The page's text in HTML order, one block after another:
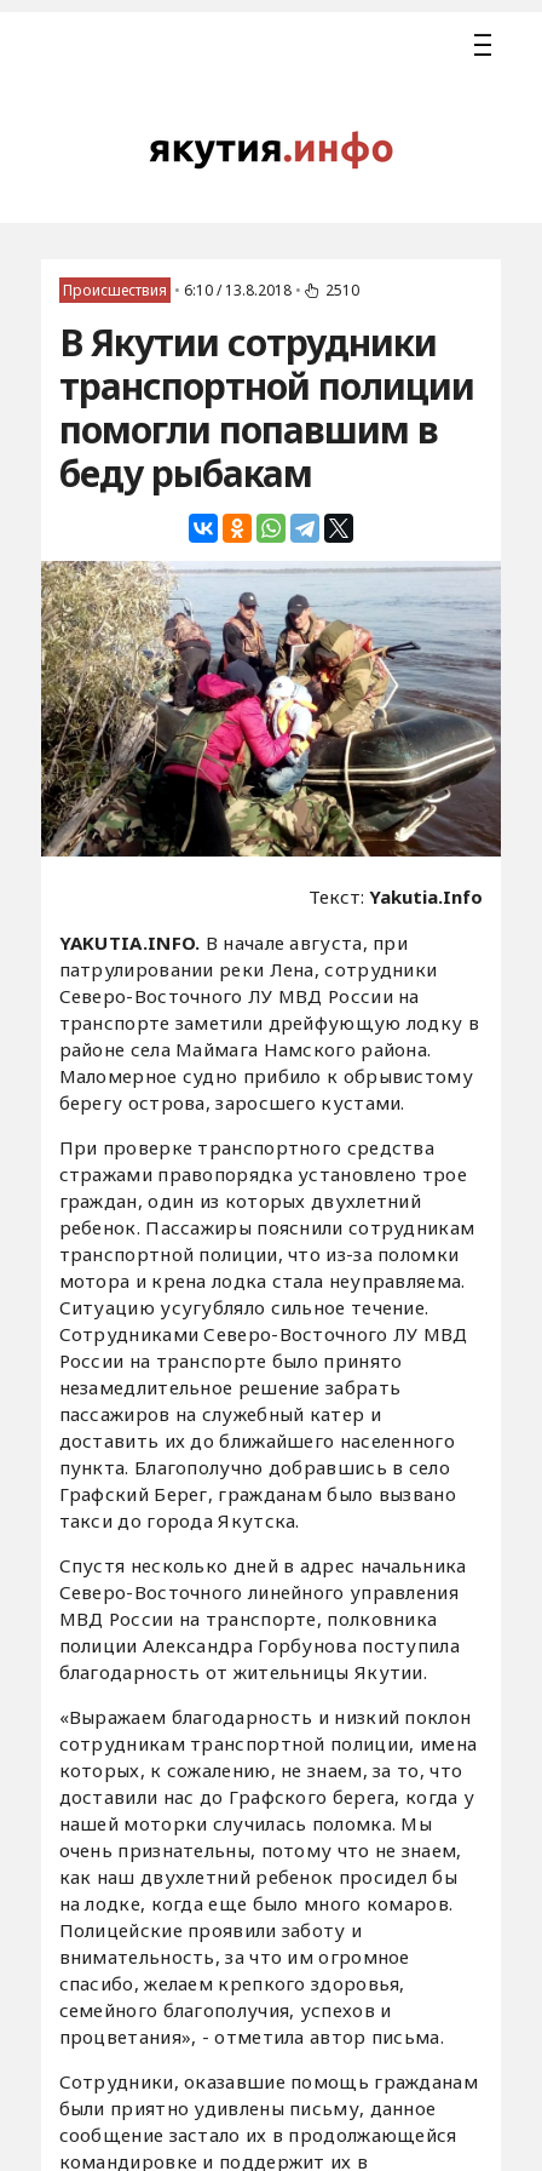
Происшествия • 6:10 / 13.8.2018 • 2510
В Якутии сотрудники
транспортной полиции
помогли попавшим в
беду рыбакам
Текст:Yakutia.Info
YAKUTIA.INFO. В начале августа, при
патрулировании реки Лена, сотрудники
Северо-Восточного ЛУ МВД России на
транспорте заметили дрейфующую лодку в
районе села Маймага Намского района.
Маломерное судно прибило к обрывистому
берегу острова, заросшего кустами.
При проверке транспортного средства
стражами правопорядка установлено трое
граждан, один из которых двухлетний
ребенок. Пассажиры пояснили сотрудникам
транспортной полиции, что из-за поломки
мотора и крена лодка стала неуправляема.
Ситуацию усугубляло сильное течение.
Сотрудниками Северо-Восточного ЛУ МВД
России на транспорте было принято
незамедлительное решение забрать
пассажиров на служебный катер и
доставить их до ближайшего населенного
пункта. Благополучно добравшись в село
Графский Берег, гражданам было вызвано
такси до города Якутска.
Спустя несколько дней в адрес начальника
Северо-Восточного линейного управления
МВД России на транспорте, полковника
полиции Александра Горбунова поступила
благодарность от жительницы Якутии.
«Выражаем благодарность и низкий поклон
сотрудникам транспортной полиции, имена
которых, к сожалению, не знаем, за то, что
доставили нас до Графского берега, когда у
нашей моторки случилась поломка. Мы
очень признательны, потому что не знаем,
как наш двухлетний ребенок просидел бы
на лодке, когда еще было много комаров.
Полицейские проявили заботу и
внимательность, за что им огромное
спасибо, желаем крепкого здоровья,
семейного благополучия, успехов и
процветания», - отметила автор письма.
Сотрудники, оказавшие помощь гражданам
были приятно удивлены письму, данное
сообщение застало их в продолжающейся
командировке и поддержит их в